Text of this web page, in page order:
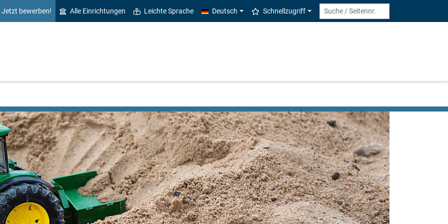
Jetzt bewerben! Alle Einrichtungen Leichte Sprache Deutsch Schnellzugriff